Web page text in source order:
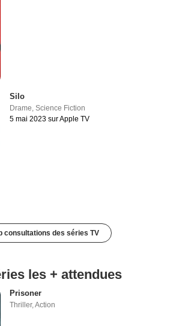
Silo
Drame,Science Fiction
5 mai 2023 sur Apple TV
consultations des séries TV
les + attendues
Prisoner
Thriller,Action